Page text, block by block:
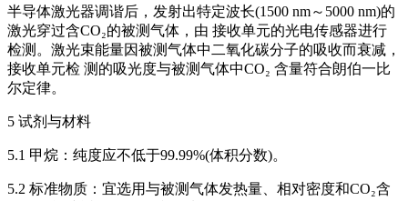
半导体激光器调谐后，发射出特定波长(1500 nm～5000 nm)的
激光穿过含CO₂的被测气体，由 接收单元的光电传感器进行
检测。激光束能量因被测气体中二氧化碳分子的吸收而衰减，
接收单元检 测的吸光度与被测气体中CO₂ 含量符合朗伯一比
尔定律。
5 试剂与材料
5.1 甲烷：纯度应不低于99.99%(体积分数)。
5.2 标准物质：宜选用与被测气体发热量、相对密度和CO₂含